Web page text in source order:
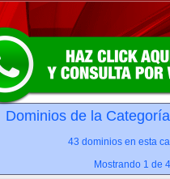
Dominios de la
43 dominios en esta
Mostrando 1 de